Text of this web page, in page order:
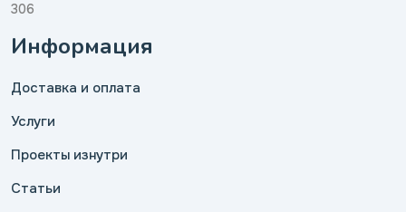
306
Информация
Доставка и оплата
Услуги
Проекты изнутри
Статьи